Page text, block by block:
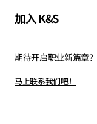
加入 K&S
期待开启职业新篇章？
马上联系我们吧！